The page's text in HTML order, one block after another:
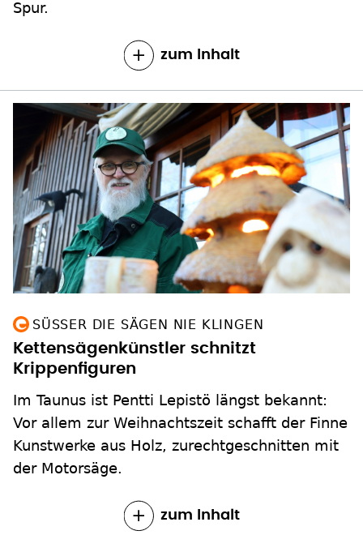
Spur.
zum Inhalt
SÜSSER DIE SÄGEN NIE KLINGEN
Kettensägenkünstler schnitzt
Krippenfiguren
Im Taunus ist Pentti Lepistö längst bekannt:
Vor allem zur Weihnachtszeit schafft der Finne
Kunstwerke aus Holz, zurechtgeschnitten mit
der Motorsäge.
zum Inhalt